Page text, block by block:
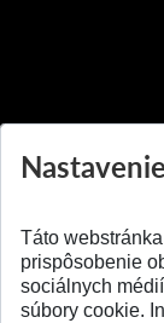
©
Táto
prispôsobenie
sociálnych
súbory cookie.